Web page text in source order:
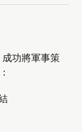
成功將軍事策